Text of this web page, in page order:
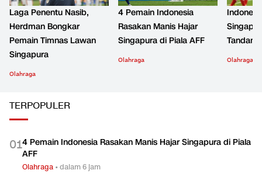
Laga Penentu Nasib,
Herdman Bongkar
Pemain Timnas Lawan
Singapura
Olahraga
4 Pemain Indonesia
Rasakan Manis Hajar
Singapura di Piala AFF
Olahraga Olahraga
TERPOPULER
014 Pemain Indonesia Rasakan Manis Hajar Singapura di Piala
AFF
Olahraga •dalam 6 jam